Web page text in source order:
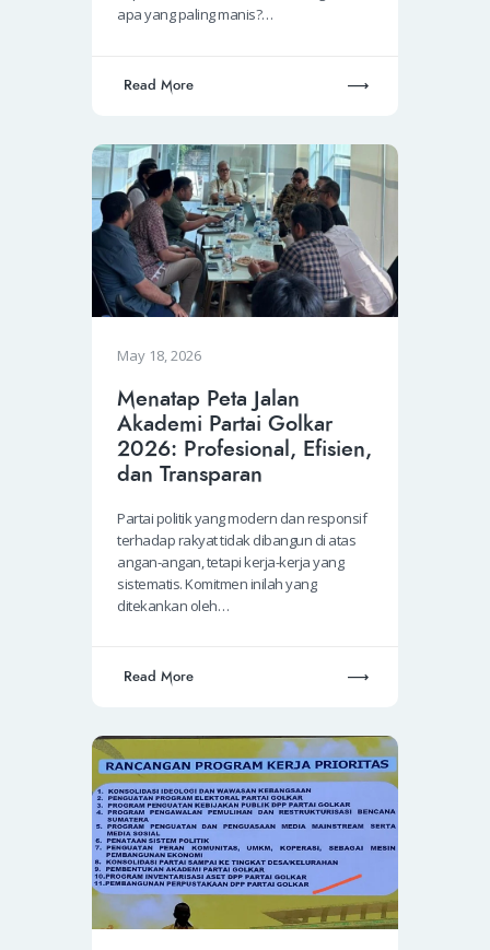
apa yang paling manis?…
Read More
May 18, 2026
Menatap Peta Jalan
Akademi Partai Golkar
2026: Profesional, Efisien,
dan Transparan
Partai politik yang modern dan responsif
terhadap rakyat tidak dibangun di atas
angan-angan, tetapi kerja-kerja yang
sistematis. Komitmen inilah yang
ditekankan oleh…
Read More